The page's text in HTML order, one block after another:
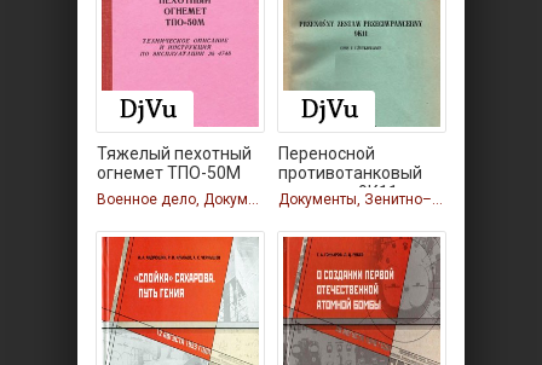
Тяжелый пехотный
огнемет ТПО-50М
Военное дело, Документы
Переносной
противотанковый
комплекс 9К11
Документы, Зенитно–ракетные комплексы